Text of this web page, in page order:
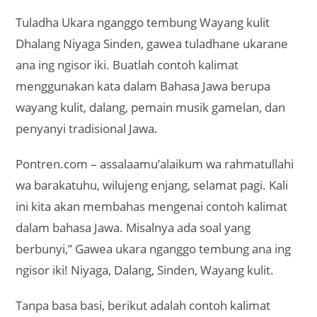
Tuladha Ukara nganggo tembung Wayang kulit
Dhalang Niyaga Sinden, gawea tuladhane ukarane
ana ing ngisor iki. Buatlah contoh kalimat
menggunakan kata dalam Bahasa Jawa berupa
wayang kulit, dalang, pemain musik gamelan, dan
penyanyi tradisional Jawa.
Pontren.com – assalaamu’alaikum wa rahmatullahi
wa barakatuhu, wilujeng enjang, selamat pagi. Kali
ini kita akan membahas mengenai contoh kalimat
dalam bahasa Jawa. Misalnya ada soal yang
berbunyi,” Gawea ukara nganggo tembung ana ing
ngisor iki! Niyaga, Dalang, Sinden, Wayang kulit.
Tanpa basa basi, berikut adalah contoh kalimat